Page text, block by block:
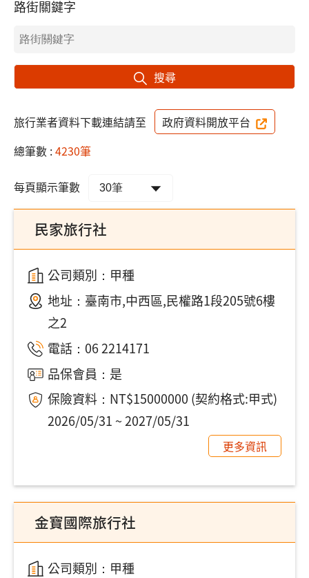
路街關鍵字
搜尋
旅行業者資料下載連結請至
政府資料開放平台
總筆數 :4230筆
每頁顯示筆數
民家旅行社
公司類別：甲種
地址： 臺南市,中西區,民權路1段205號6樓
之2
電話： 06 2214171
品保會員：是
保險資料：NT$15000000 (契約格式:甲式)
2026/05/31 ~ 2027/05/31
更多資訊
金寶國際旅行社
公司類別：甲種